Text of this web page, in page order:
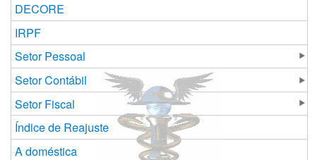
DECORE
IRPF
Setor Pessoal
Setor Contábil
Setor Fiscal
Índice de Reajuste
A doméstica